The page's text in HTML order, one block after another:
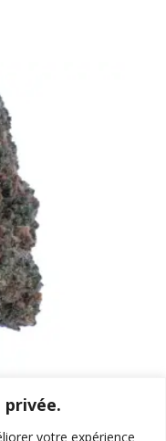
votre expérience